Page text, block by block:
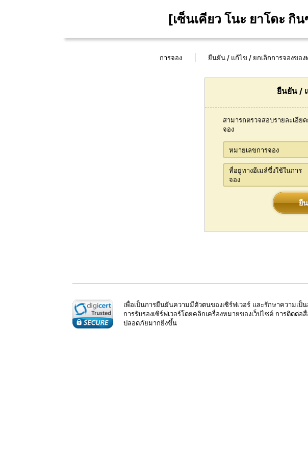
[เซ็นเคียว โนะ ยาโดะ กิ
การจอง ยืนยัน / แก้ไข / ยกเลิกการจองของ
ยืนยัน /
สามารถตรวจสอบรายละเอีย
จอง
หมายเลขการจอง
ที่อยู่ทางอีเมล์ซึ่งใช้ในการ
จอง
ยื
เพื่อเป็นการยืนยันความมีตัวตนของเซิร์ฟเวอร์ และรักษาความเป็
การรับรองเซิร์ฟเวอร์โดยคลิกเครื่องหมายของเว็ปไซต์ การติด
ปลอดภัยมากยิ่งขึ้น